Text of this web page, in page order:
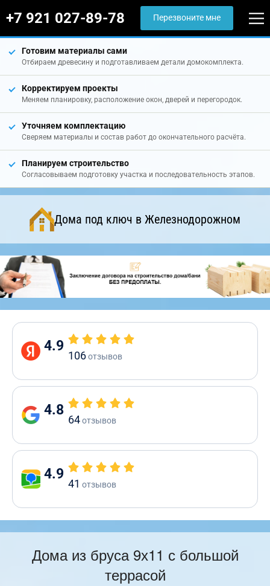
+7 921 027-89-78 Перезвоните мне
Готовим материалы сами
Отбираем древесину и подготавливаем детали домокомплекта.
Корректируем проекты
Меняем планировку, расположение окон, дверей и перегородок.
Уточняем комплектацию
Сверяем материалы и состав работ до окончательного расчёта.
Планируем строительство
Согласовываем подготовку участка и последовательность этапов.
Дома под ключ в Железнодорожном
4.9
106отзывов
4.8
64отзывов
4.9
41 отзывов
Дома из бруса 9х11 с большой
террасой